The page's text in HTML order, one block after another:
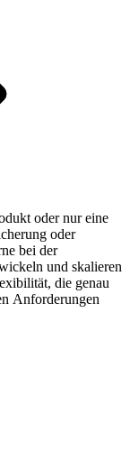
oder nur eine
oder
bei der
und skalieren
die genau
Anforderungen